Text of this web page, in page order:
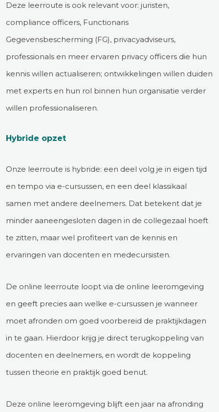
Deze leerroute is ook relevant voor: juristen,
compliance officers, Functionaris
Gegevensbescherming (FG), privacyadviseurs,
professionals en meer ervaren privacy officers die hun
kennis willen actualiseren; ontwikkelingen willen duiden
met experts en hun rol binnen hun organisatie verder
willen professionaliseren.
Hybride opzet
Onze leerroute is hybride: een deel volg je in eigen tijd
en tempo via e-cursussen, en een deel klassikaal
samen met andere deelnemers. Dat betekent dat je
minder aaneengesloten dagen in de collegezaal hoeft
te zitten, maar wel profiteert van de kennis en
ervaringen van docenten en medecursisten.
De online leerroute loopt via de online leeromgeving
en geeft precies aan welke e-cursussen je wanneer
moet afronden om goed voorbereid de praktijkdagen
in te gaan. Hierdoor krijg je direct terugkoppeling van
docenten en deelnemers, en wordt de koppeling
tussen theorie en praktijk goed benut.
Deze online leeromgeving blijft een jaar na afronding